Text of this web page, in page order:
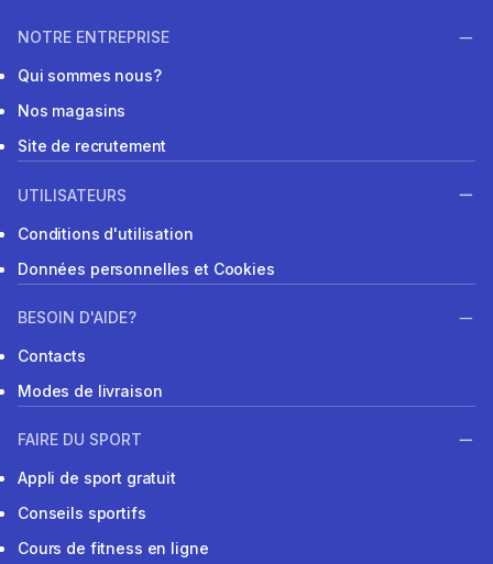
NOTRE ENTREPRISE
Qui sommes nous?
Nos magasins
Site de recrutement
UTILISATEURS
Conditions d'utilisation
Données personnelles et Cookies
BESOIN D'AIDE?
Contacts
Modes de livraison
FAIRE DU SPORT
Appli de sport gratuit
Conseils sportifs
Cours de fitness en ligne